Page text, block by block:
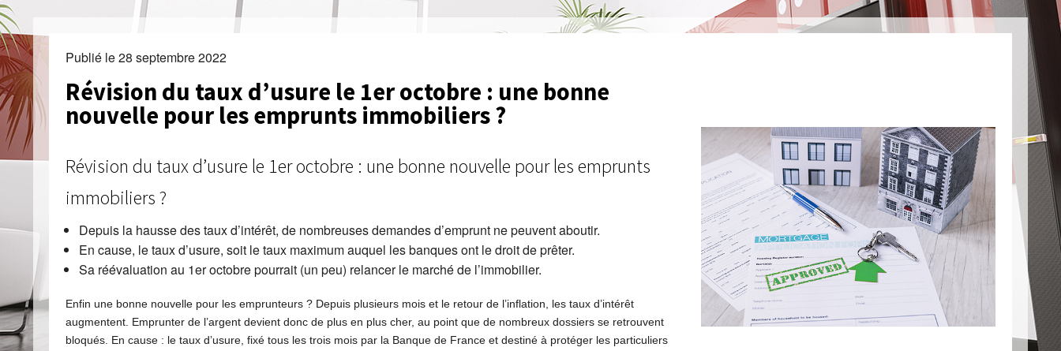
Publié le28 septembre 2022
Révision du taux d’usure le 1er octobre : une bonne
nouvelle pour les emprunts immobiliers ?
Révision du taux d’usure le 1er octobre : une bonne nouvelle pour les emprunts
immobiliers ?
Depuis la hausse des taux d’intérêt, de nombreuses demandes d’emprunt ne peuvent aboutir.
En cause, le taux d’usure, soit le taux maximum auquel les banques ont le droit de prêter.
Sa réévaluation au 1er octobre pourrait (un peu) relancer le marché de l’immobilier.
Enfin une bonne nouvelle pour les emprunteurs ? Depuis plusieurs mois et le retour de l’inflation, les taux d’intérêt
augmentent. Emprunter de l’argent devient donc de plus en plus cher, au point que de nombreux dossiers se retrouvent
bloqués. En cause : le taux d’usure, fixé tous les trois mois par la Banque de France et destiné à protéger les particuliers